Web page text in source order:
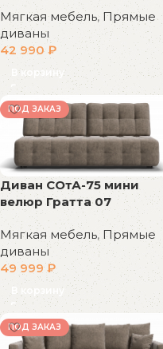
Мягкая мебель, Прямые
диваны
42 990 ₽
В корзину
ПОД ЗАКАЗ
Диван СОтА-75 мини
велюр Гратта 07
Мягкая мебель, Прямые
диваны
49 999₽
В корзину
ПОД ЗАКАЗ